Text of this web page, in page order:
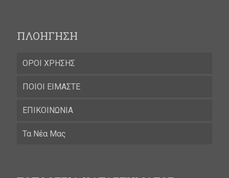
ΠΛΟΗΓΗΣΗ
ΟΡΟΙ ΧΡΗΣΗΣ
ΠΟΙΟΙ ΕΙΜΑΣΤΕ
ΕΠΙΚΟΙΝΩΝΙΑ
Τα Νέα Μας